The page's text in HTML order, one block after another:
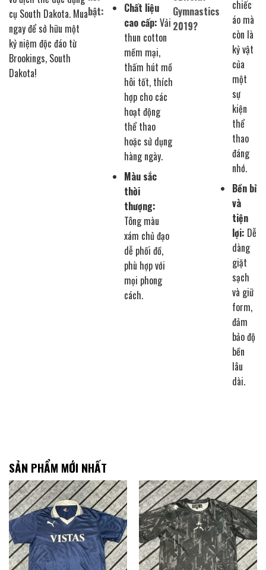
cụ South Dakota. Mua
ngay để sở hữu một
kỷ niệm độc đáo từ
Brookings, South
Dakota!
bật:
Chất liệu
cao cấp: Vải
thun cotton
mềm mại,
thấm hút mồ
hôi tốt, thích
hợp cho các
hoạt động
thể thao
hoặc sử dụng
hàng ngày.
Màu sắc
thời
thượng:
Tông màu
xám chủ đạo
dễ phối đồ,
phù hợp với
mọi phong
cách.
Gymnastics
2019?
chiếc
áo mà
còn là
kỷ vật
của
một
sự
kiện
thể
thao
đáng
nhớ.
Bền bỉ
và
tiện
lợi: Dễ
dàng
giặt
sạch
và giữ
form,
đảm
bảo độ
bền
lâu
dài.
SẢN PHẨM MỚI NHẤT